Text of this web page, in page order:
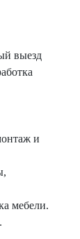
выезд
и
мебели.